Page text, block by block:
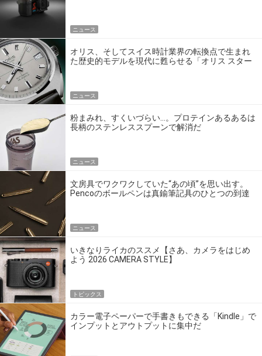
ニュース
オリス、そしてスイス時計業界の転換点で生まれ
た歴史的モデルを現代に甦らせる「オリス スター
ニュース
粉まみれ、すくいづらい…。プロテインあるあるは
長柄のステンレススプーンで解消だ
ニュース
文房具でワクワクしていた“あの頃”を思い出す。
Pencoのボールペンは真鍮筆記具のひとつの到達
ニュース
いきなりライカのススメ【さあ、カメラをはじめ
よう 2026 CAMERA STYLE】
トピックス
カラー電子ペーパーで手書きもできる「Kindle」で
インプットとアウトプットに集中だ